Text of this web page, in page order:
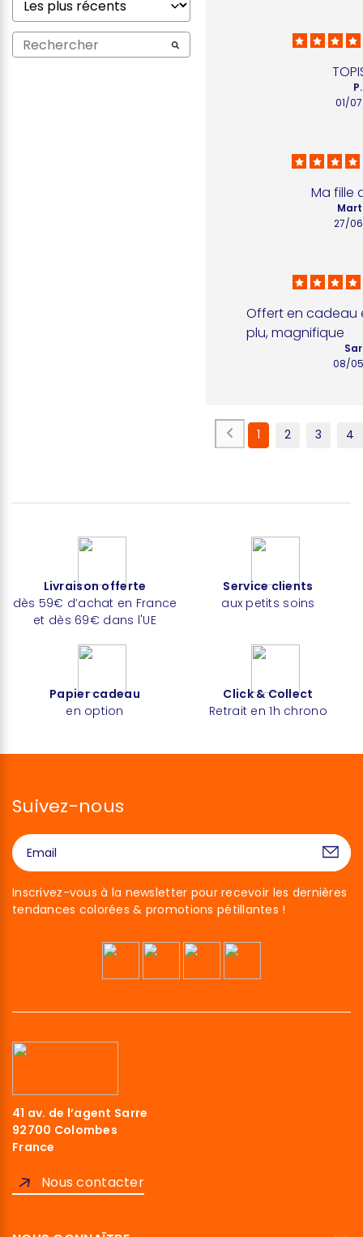
01/
Ma fille
27/
Offert en cadeau
plu, magnifique
08/
1 2 3 4
Livraison offerte
dès 59€ d’achat en France
et dès 69€ dans l'UE
Service clients
aux petits soins
Papier cadeau
en option
Click & Collect
Retrait en 1h chrono
Suivez-nous
Inscrivez-vous à la newsletter pour recevoir les dernières
tendances colorées & promotions pétillantes !
41 av. de l’agent Sarre
92700 Colombes
France
Nous contacter